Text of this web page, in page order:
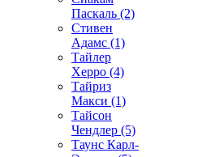
Паскаль (2)
Стивен
Адамс (1)
Тайлер
Херро (4)
Тайриз
Макси (1)
Тайсон
Чендлер (5)
Таунс Карл-